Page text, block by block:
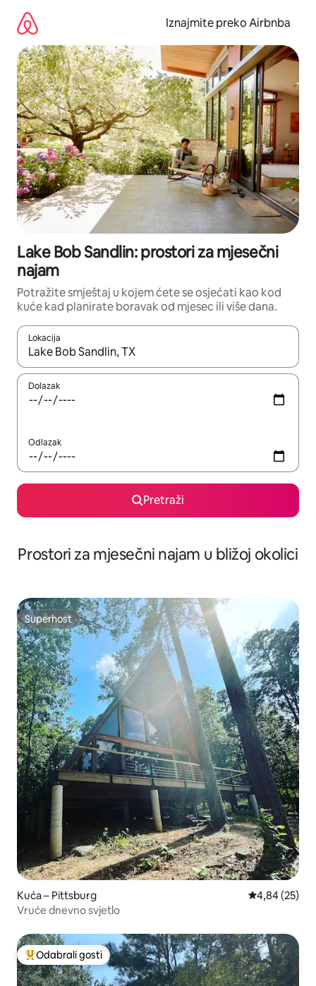
sadržaj
Iznajmite preko Airbnba
Lake Bob Sandlin: prostori za mjesečni
najam
Potražite smještaj u kojem ćete se osjećati kao kod
kuće kad planirate boravak od mjesec ili više dana.
Lokacija
Kada budu dostupni rezultati, moći ćete ih pregledati
Dolazak
Odlazak
Pretraži
Prostori za mjesečni najam u bližoj okolici
Superhost
Superhost
Kuća – Pittsburg Prosječna
4,84 (25)
Vruće dnevno svjetlo
Među najviše rangiranima s oznakom „Odabrali gosti”
Odabrali gosti